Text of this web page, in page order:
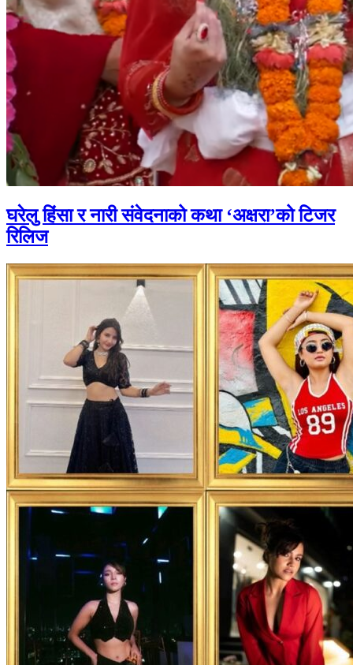
घरेलु हिंसा र नारी संवेदनाको कथा ‘अक्षरा’को टिजर
रिलिज